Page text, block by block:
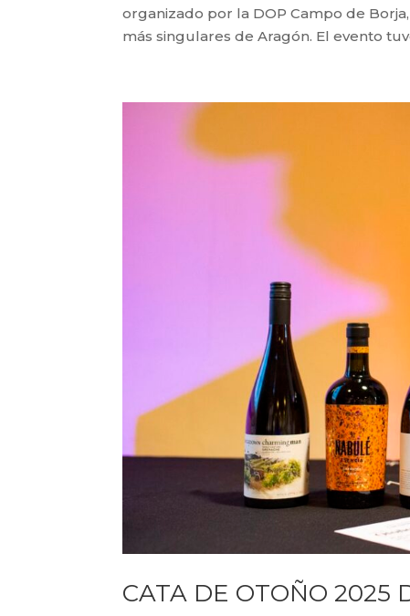
organizado por la DOP Campo de
más singulares de Aragón. El evento
CATA DE OTOÑO 2025